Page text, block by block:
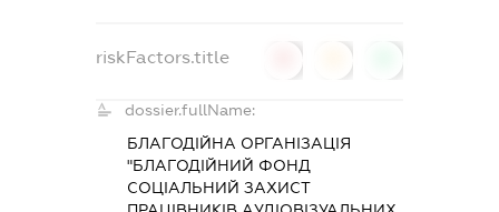
riskFactors.title
dossier.fullName:
БЛАГОДІЙНА ОРГАНІЗАЦІЯ
"БЛАГОДІЙНИЙ ФОНД
СОЦІАЛЬНИЙ ЗАХИСТ